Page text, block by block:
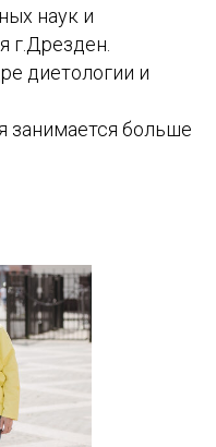
наук и
г.Дрезден.
диетологии и
занимается больше